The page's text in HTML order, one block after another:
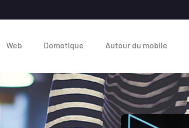
Web Domotique Autour du mobile